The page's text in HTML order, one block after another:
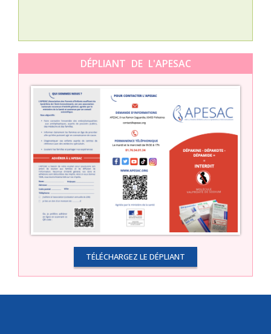
DÉPLIANT DE L'APESAC
TÉLÉCHARGEZ LE DÉPLIANT